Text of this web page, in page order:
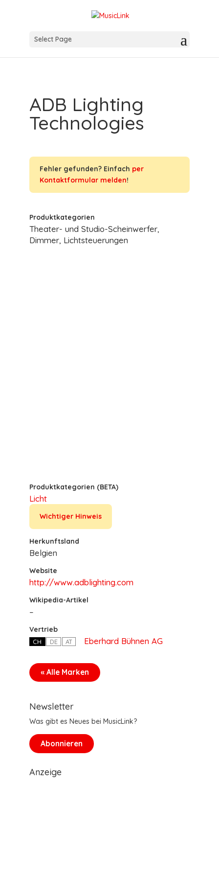
Select Page
ADB Lighting
Technologies
Fehler gefunden? Einfach per
Kontaktformular melden!
Produktkategorien
Theater- und Studio-Scheinwerfer,
Dimmer, Lichtsteuerungen
Produktkategorien (BETA)
Licht
Wichtiger Hinweis
Herkunftsland
Belgien
Website
http://www.adblighting.com
Wikipedia-Artikel
–
Vertrieb
CH DE AT Eberhard Bühnen AG
« Alle Marken
Newsletter
Was gibt es Neues bei MusicLink?
Abonnieren
Anzeige